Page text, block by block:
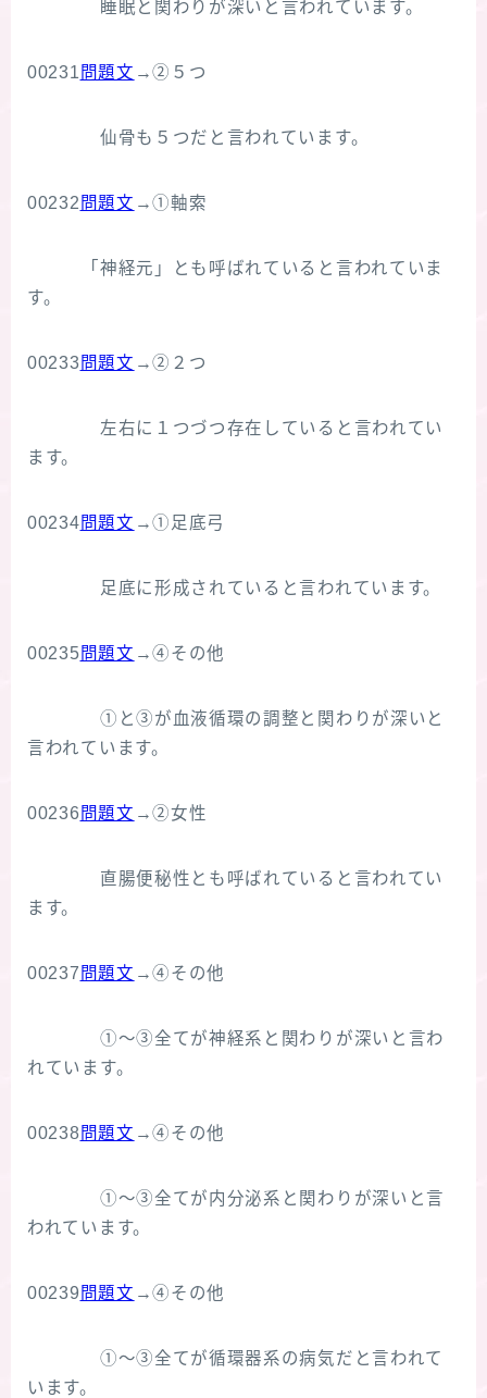
睡眠と関わりが深いと言われています。
00231 問題文 →②５つ
仙骨も５つだと言われています。
00232 問題文 →①軸索
「神経元」とも呼ばれていると言われていま
す。
00233問題文 →②２つ
左右に１つづつ存在していると言われてい
ます。
00234問題文 →①足底弓
足底に形成されていると言われています。
00235問題文 →④その他
①と③が血液循環の調整と関わりが深いと
言われています。
00236問題文 →②女性
直腸便秘性とも呼ばれていると言われてい
ます。
00237 問題文 →④その他
①～③全てが神経系と関わりが深いと言わ
れています。
00238問題文 →④その他
①～③全てが内分泌系と関わりが深いと言
われています。
00239 問題文 →④その他
①～③全てが循環器系の病気だと言われて
います。